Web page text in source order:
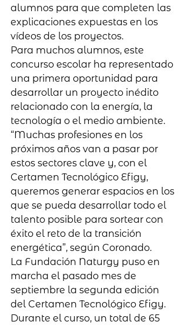
alumnos para que completen las
explicaciones expuestas en los
vídeos de los proyectos.
Para muchos alumnos, este
concurso escolar ha representado
una primera oportunidad para
desarrollar un proyecto inédito
relacionado con la energía, la
tecnología o el medio ambiente.
“Muchas profesiones en los
próximos años van a pasar por
estos sectores clave y, con el
Certamen Tecnológico Efigy,
queremos generar espacios en los
que se pueda desarrollar todo el
talento posible para sortear con
éxito el reto de la transición
energética”, según Coronado.
La Fundación Naturgy puso en
marcha el pasado mes de
septiembre la segunda edición
del Certamen Tecnológico Efigy.
Durante el curso, un total de 65